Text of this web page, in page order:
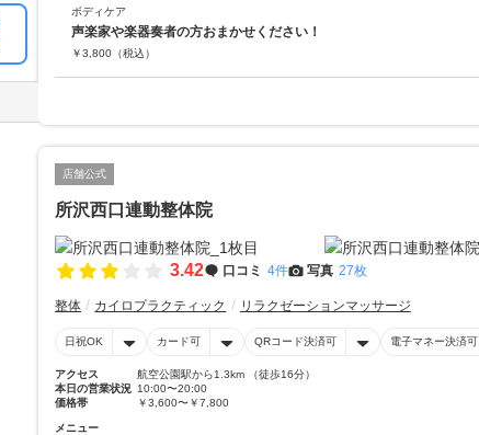
ボディケア
声楽家や楽器奏者の方おまかせください！
￥3,800 （税込）
店舗公式
所沢西口連動整体院
3.42 口コミ 4件 写真 27枚
整体 カイロプラクティック リラクゼーションマッサージ
日祝OK カード可 QRコード決済可 電子マネー決済可
アクセス
航空公園駅から1.3km （徒歩16分）
本日の営業状況 10:00〜20:00
価格帯
￥3,600〜￥7,800
メニュー